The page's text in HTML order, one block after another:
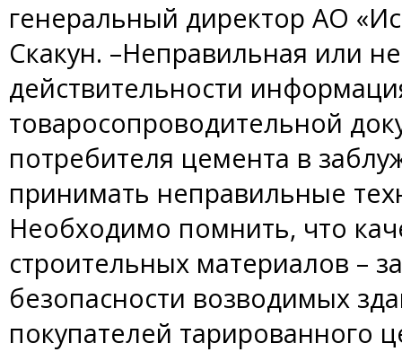
генеральный директор АО
Скакун. –Неправильная или
действительности
товаросопроводительной
потребителя цемента в
принимать неправильные
Необходимо помнить, что
строительных материалов –
безопасности возводимых
покупателей тарированного